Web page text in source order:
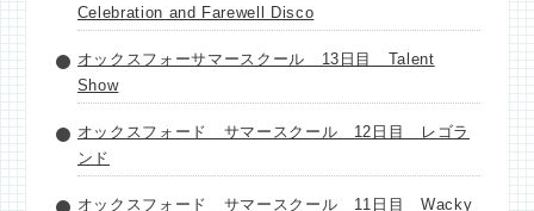
Celebration and Farewell Disco
オックスフォーサマースクール 13日目 Talent
Show
オックスフォード サマースクール 12日目 レゴラ
ンド
オックスフォード サマースクール 11日目 Wacky